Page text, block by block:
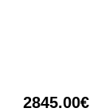
2845.00